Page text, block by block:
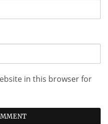
in this browser for